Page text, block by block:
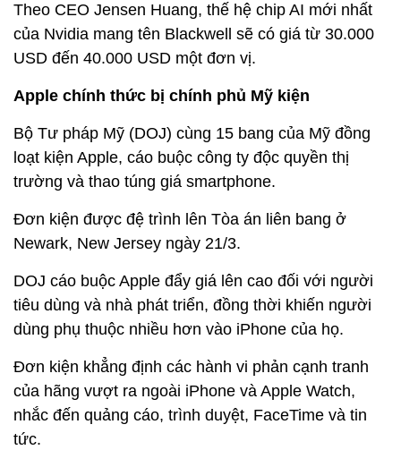
Theo CEO Jensen Huang, thế hệ chip AI mới nhất
của Nvidia mang tên Blackwell sẽ có giá từ 30.000
USD đến 40.000 USD một đơn vị.
Apple chính thức bị chính phủ Mỹ kiện
Bộ Tư pháp Mỹ (DOJ) cùng 15 bang của Mỹ đồng
loạt kiện Apple, cáo buộc công ty độc quyền thị
trường và thao túng giá smartphone.
Đơn kiện được đệ trình lên Tòa án liên bang ở
Newark, New Jersey ngày 21/3.
DOJ cáo buộc Apple đẩy giá lên cao đối với người
tiêu dùng và nhà phát triển, đồng thời khiến người
dùng phụ thuộc nhiều hơn vào iPhone của họ.
Đơn kiện khẳng định các hành vi phản cạnh tranh
của hãng vượt ra ngoài iPhone và Apple Watch,
nhắc đến quảng cáo, trình duyệt, FaceTime và tin
tức.